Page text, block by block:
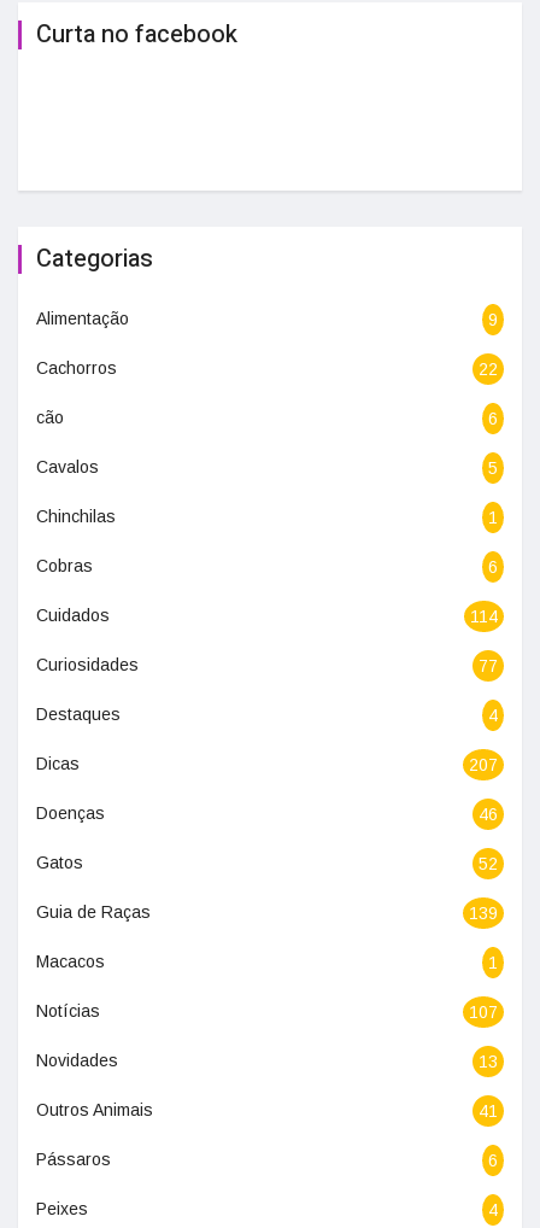
Curta no facebook
Categorias
Alimentação 9
Cachorros 22
cão 6
Cavalos 5
Chinchilas 1
Cobras 6
Cuidados 114
Curiosidades 77
Destaques 4
Dicas 207
Doenças 46
Gatos 52
Guia de Raças 139
Macacos 1
Notícias 107
Novidades 13
Outros Animais 41
Pássaros 6
Peixes 4